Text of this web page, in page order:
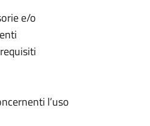
e/o
l’uso